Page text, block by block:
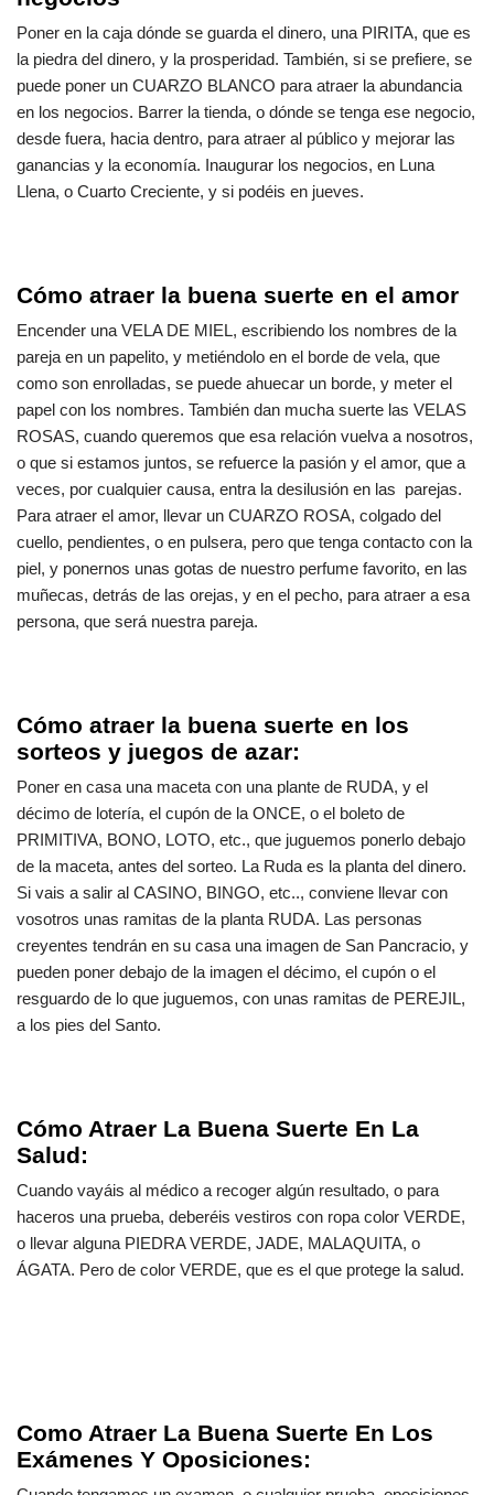
Poner en la caja dónde se guarda el dinero, una PIRITA, que es
la piedra del dinero, y la prosperidad. También, si se prefiere, se
puede poner un CUARZO BLANCO para atraer la abundancia
en los negocios. Barrer la tienda, o dónde se tenga ese negocio,
desde fuera, hacia dentro, para atraer al público y mejorar las
ganancias y la economía. Inaugurar los negocios, en Luna
Llena, o Cuarto Creciente, y si podéis en jueves.
Cómo atraer la buena suerte en el amor
Encender una VELA DE MIEL, escribiendo los nombres de la
pareja en un papelito, y metiéndolo en el borde de vela, que
como son enrolladas, se puede ahuecar un borde, y meter el
papel con los nombres. También dan mucha suerte las VELAS
ROSAS, cuando queremos que esa relación vuelva a nosotros,
o que si estamos juntos, se refuerce la pasión y el amor, que a
veces, por cualquier causa, entra la desilusión en las parejas.
Para atraer el amor, llevar un CUARZO ROSA, colgado del
cuello, pendientes, o en pulsera, pero que tenga contacto con la
piel, y ponernos unas gotas de nuestro perfume favorito, en las
muñecas, detrás de las orejas, y en el pecho, para atraer a esa
persona, que será nuestra pareja.
Cómo atraer la buena suerte en los
sorteos y juegos de azar:
Poner en casa una maceta con una plante de RUDA, y el
décimo de lotería, el cupón de la ONCE, o el boleto de
PRIMITIVA, BONO, LOTO, etc., que juguemos ponerlo debajo
de la maceta, antes del sorteo. La Ruda es la planta del dinero.
Si vais a salir al CASINO, BINGO, etc.., conviene llevar con
vosotros unas ramitas de la planta RUDA. Las personas
creyentes tendrán en su casa una imagen de San Pancracio, y
pueden poner debajo de la imagen el décimo, el cupón o el
resguardo de lo que juguemos, con unas ramitas de PEREJIL,
a los pies del Santo.
Cómo Atraer La Buena Suerte En La
Salud:
Cuando vayáis al médico a recoger algún resultado, o para
haceros una prueba, deberéis vestiros con ropa color VERDE,
o llevar alguna PIEDRA VERDE, JADE, MALAQUITA, o
ÁGATA. Pero de color VERDE, que es el que protege la salud.
Como Atraer La Buena Suerte En Los
Exámenes Y Oposiciones: